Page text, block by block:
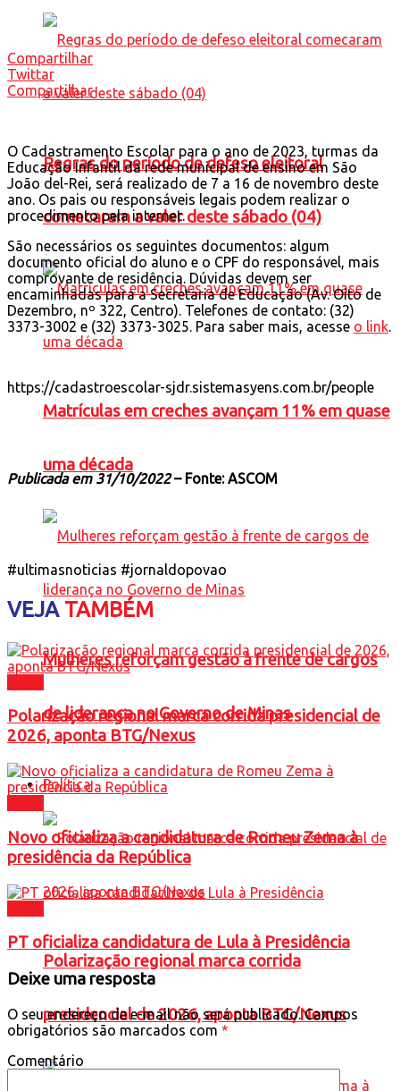
Regras do período de defeso eleitoral
comecaram a valer deste sábado (04)
Matrículas em creches avançam 11% em quase
uma década
Mulheres reforçam gestão à frente de cargos
de liderança no Governo de Minas
Política
Polarização regional marca corrida
presidencial de 2026, aponta BTG/Nexus
Compartilhar
Twittar
Compartilhar
O Cadastramento Escolar para o ano de 2023, turmas da
Educação Infantil da rede municipal de ensino em São
João del-Rei, será realizado de 7 a 16 de novembro deste
ano. Os pais ou responsáveis legais podem realizar o
procedimento pela internet.
São necessários os seguintes documentos: algum
documento oficial do aluno e o CPF do responsável, mais
comprovante de residência. Dúvidas devem ser
encaminhadas para a Secretaria de Educação (Av. Oito de
Dezembro, nº 322, Centro). Telefones de contato: (32)
3373-3002 e (32) 3373-3025. Para saber mais, acesse o link.
https://cadastroescolar-sjdr.sistemasyens.com.br/people
Publicada em 31/10/2022– Fonte: ASCOM
#ultimasnoticias #jornaldopovao
VEJATAMBÉM
Polarização regional marca corrida presidencial de
2026, aponta BTG/Nexus
Novo oficializa a candidatura de Romeu Zema à
presidência da República
PT oficializa candidatura de Lula à Presidência
Deixe uma resposta
O seu endereço de e-mail não será publicado.Campos
obrigatórios são marcados com *
Comentário